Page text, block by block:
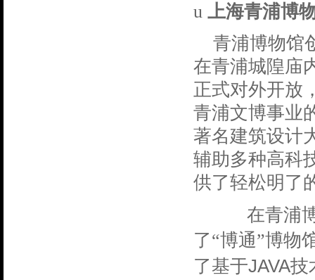
u 上海青浦博
青浦博物馆
在青浦城隍庙
正式对外开放
青浦文博事业
著名建筑设计
辅助多种高科
供了轻松明了
在青浦
了“博通”博物
了基于JAVA技